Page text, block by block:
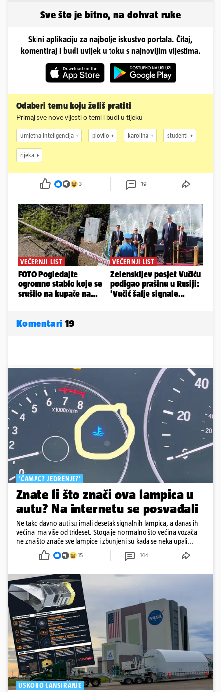
Sve što je bitno, na dohvat ruke
Skini aplikaciju za najbolje iskustvo portala. Čitaj,
komentiraj i budi uvijek u toku s najnovijim vijestima.
Odaberi temu koju želiš pratiti
Primaj sve nove vijesti o temi i budi u tijeku
umjetna inteligencija plovilo karolina studenti
rijeka
3 19
Komentari 19
'ČAMAC? JEDRENJE?'
Znate li što znači ova lampica u
autu? Na internetu se posvađali
Ne tako davno auti su imali desetak signalnih lampica, a danas ih
većina ima više od trideset. Stoga je normalno što većina vozača
ne zna što znače sve lampice i zbunjeni su kada se neka upali...
15 144
USKORO LANSIRANJE